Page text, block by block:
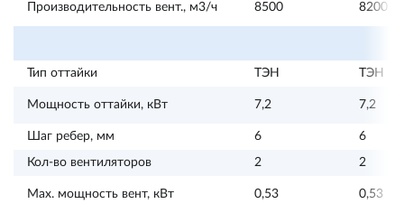
Производительность вент., м3/ч 8500 8200
Тип оттайки ТЭН ТЭН
Мощность оттайки, кВт 7,2 7,2
Шаг ребер, мм 6 6
Кол-во вентиляторов 2 2
Max. мощность вент, кВт 0,53 0,53